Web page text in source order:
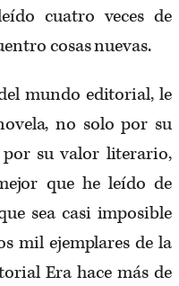
cuatro veces de
cosas nuevas.
mundo editorial, le
no solo por su
su valor literario,
que he leído de
sea casi imposible
mil ejemplares de la
Era hace más de